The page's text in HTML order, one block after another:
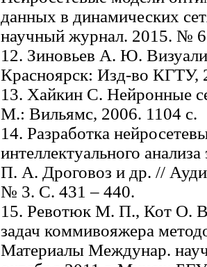
данных в динамических
научный журнал. 2015. №
12. Зиновьев А. Ю.
Красноярск: Изд-во КГТУ,
13. Хайкин С. Нейронные
М.: Вильямс, 2006. 1104 с.
14. Разработка
интеллектуального
П. А. Дроговоз и др. //
№ 3. С. 431 – 440.
15. Ревотюк М. П., Кот О.
задач коммивояжера
Материалы Междунар.